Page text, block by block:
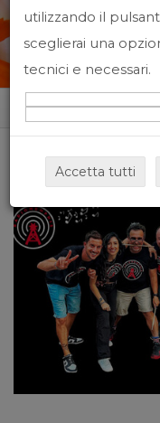
Home News&events
utilizzando il
sceglierai una
tecnici e necessari.
Accetta tutti